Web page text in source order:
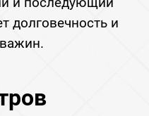
долговечность и